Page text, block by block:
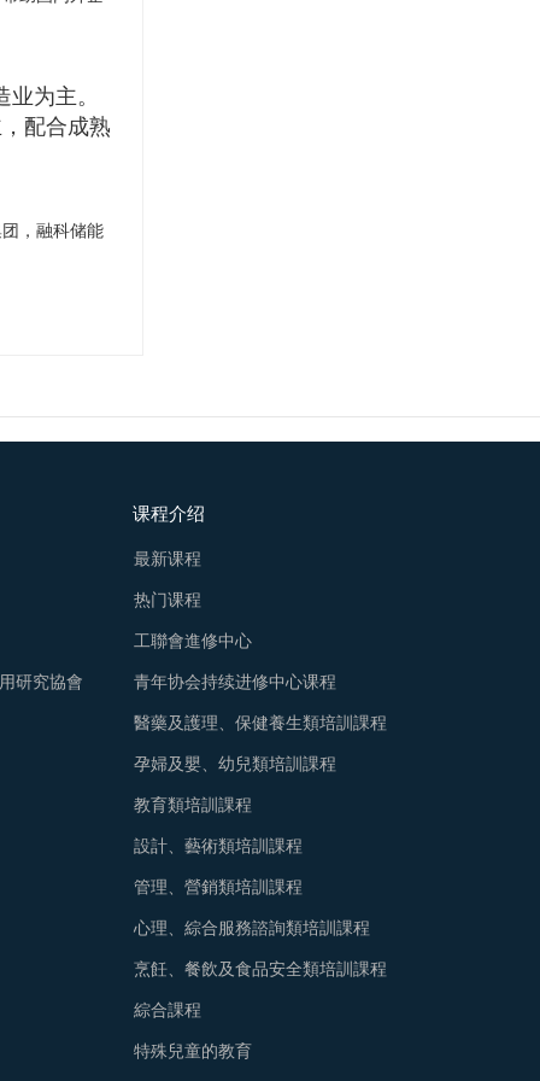
业为主。
配合成熟
，融科储能
研究協會
课程介绍
最新课程
热门课程
工聯會進修中心
青年协会持续进修中心课程
醫藥及護理、保健養生類培訓課程
孕婦及嬰、幼兒類培訓課程
教育類培訓課程
設計、藝術類培訓課程
管理、營銷類培訓課程
心理、綜合服務諮詢類培訓課程
烹飪、餐飲及食品安全類培訓課程
綜合課程
特殊兒童的教育